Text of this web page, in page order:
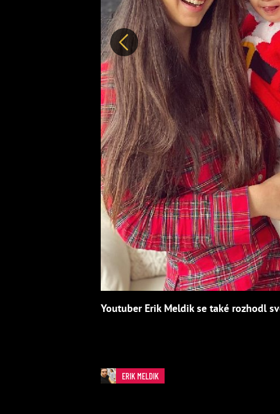
Předchozí
Youtuber Erik Meldik se také rozhodl
ERIK MELDIK